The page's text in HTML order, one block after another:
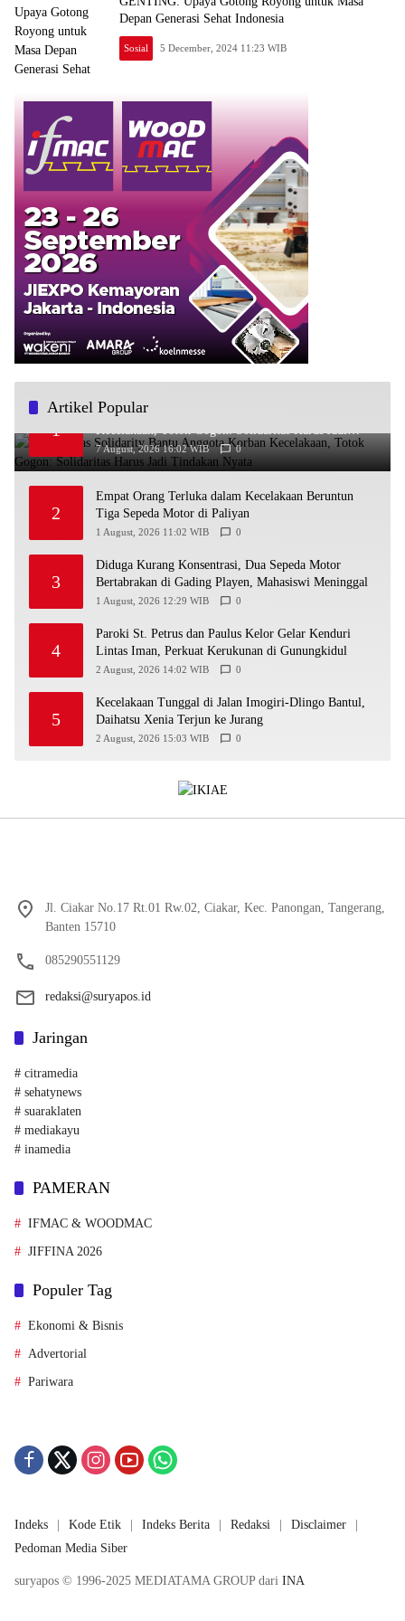
Depan Generasi Sehat Indonesia
Sosial 5 December, 2024 11:23 WIB
Artikel Popular
1
Ra’Nggagas Solidarity Bantu Anggota Korban
Kecelakaan, Totok Gogon: Solidaritas Harus Jadi
Tindakan Nyata
7 August, 2026 16:02 WIB 0
2
Empat Orang Terluka dalam Kecelakaan Beruntun
Tiga Sepeda Motor di Paliyan
1 August, 2026 11:02 WIB 0
3
Diduga Kurang Konsentrasi, Dua Sepeda Motor
Bertabrakan di Gading Playen, Mahasiswi Meninggal
1 August, 2026 12:29 WIB 0
4
Paroki St. Petrus dan Paulus Kelor Gelar Kenduri
Lintas Iman, Perkuat Kerukunan di Gunungkidul
2 August, 2026 14:02 WIB 0
5
Kecelakaan Tunggal di Jalan Imogiri-Dlingo Bantul,
Daihatsu Xenia Terjun ke Jurang
2 August, 2026 15:03 WIB 0
Jl. Ciakar No.17 Rt.01 Rw.02, Ciakar, Kec. Panongan, Tangerang,
Banten 15710
085290551129
redaksi@suryapos.id
Jaringan
# citramedia
# sehatynews
# suaraklaten
# mediakayu
# inamedia
PAMERAN
IFMAC & WOODMAC
JIFFINA 2026
Populer Tag
Ekonomi & Bisnis
Advertorial
Pariwara
Indeks Kode Etik Indeks Berita Redaksi
Disclaimer
Pedoman Media Siber
suryapos © 1996-2025 MEDIATAMA GROUP dari INA